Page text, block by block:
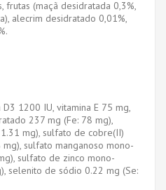
frutas (maçã desidratada 0,3%,
alecrim desidratado 0,01%,
1200 IU, vitamina E 75 mg,
237 mg (Fe: 78 mg),
mg), sulfato de cobre(II)
sulfato manganoso mono-
sulfato de zinco mono-
selenito de sódio 0.22 mg (Se: